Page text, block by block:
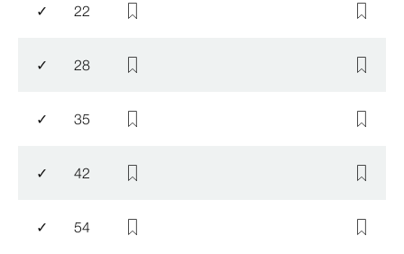
✓ 22
✓ 28
✓ 35
✓ 42
✓ 54